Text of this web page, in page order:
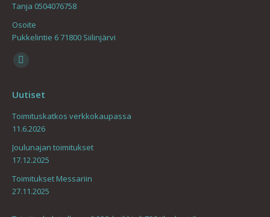
Tanja 0504076758
Osoite
Pukkelintie 6 71800 Siilinjärvi
Find us on:
opens
in
new
window
Uutiset
Toimituskatkos verkkokaupassa
11.6.2026
Joulunajan toimitukset
17.12.2025
Toimitukset Messariin
27.11.2025